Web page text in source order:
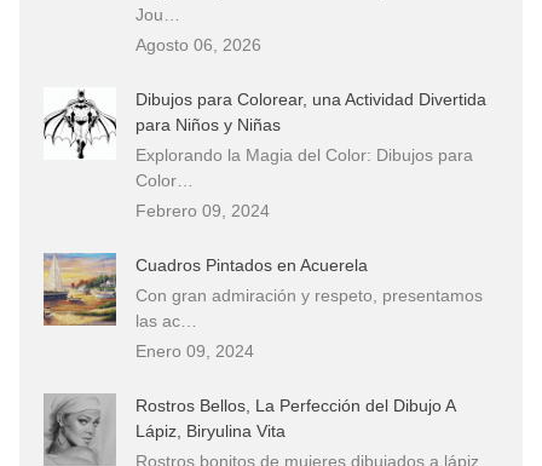
Jou…
Agosto 06, 2026
Dibujos para Colorear, una Actividad Divertida
para Niños y Niñas
Explorando la Magia del Color: Dibujos para
Color…
Febrero 09, 2024
Cuadros Pintados en Acuerela
Con gran admiración y respeto, presentamos
las ac…
Enero 09, 2024
Rostros Bellos, La Perfección del Dibujo A
Lápiz, Biryulina Vita
Rostros bonitos de mujeres dibujados a lápiz